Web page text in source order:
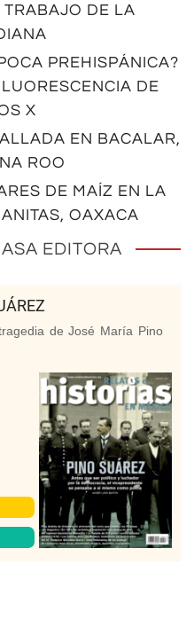
TRABAJO DE LA
PREHISPÁNICA?
DE
X
EN BACALAR,
ROO
DE MAÍZ EN LA
OAXACA
EDITORA
de José María Pino